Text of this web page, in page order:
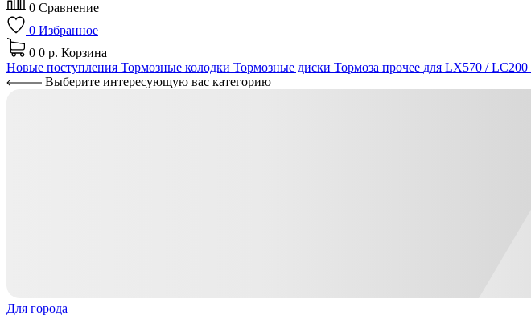
0 Сравнение
0 Избранное
0 0 р. Корзина
Новые поступления Тормозные колодки Тормозные диски Тормоза прочее для LX570 / LC200
Выберите интересующую вас категорию
Для города